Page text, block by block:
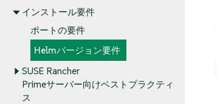
インストール要件
ポートの要件
Helmバージョン要件
SUSE Rancher
Primeサーバー向けベストプラクティ
ス